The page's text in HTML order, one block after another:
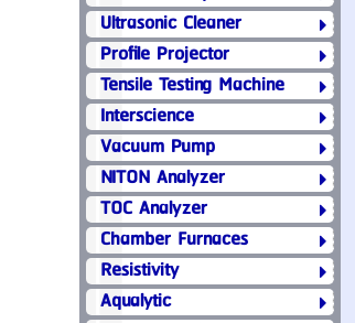
Ultrasonic Cleaner
Profile Projector
Tensile Testing Machine
Interscience
Vacuum Pump
NITON Analyzer
TOC Analyzer
Chamber Furnaces
Resistivity
Aqualytic